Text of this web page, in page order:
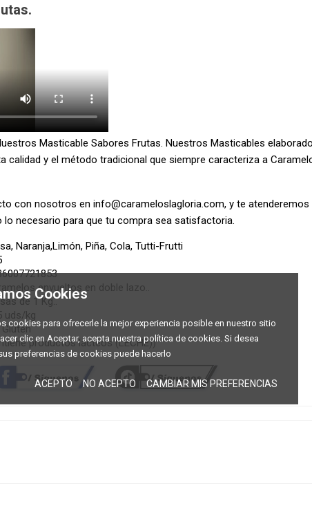
Cookies
cookies para ofrecerle la mejor experiencia posible en nuestro sitio
clic en Aceptar, acepta nuestra política de cookies. Si desea
preferencias de cookies puede hacerlo
ACEPTO NO ACEPTO CAMBIAR MIS PREFERENCIAS
Masticable Sabores Frutas. Nuestros Masticables
calidad y el método tradicional que siempre caracteriza a
con nosotros en info@carameloslagloria.com, y te atenderemos
necesario para que tu compra sea satisfactoria.
Naranja,Limón, Piña, Cola, Tutti-Frutti
envueltos en doble lazo..
de 1 Kg..
uds/kg
productos lácteos (LECHE))